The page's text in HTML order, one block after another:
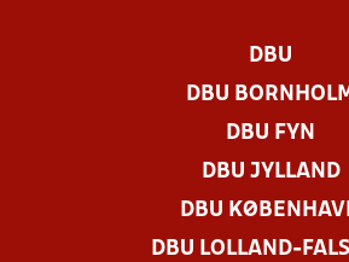
DBU
DBU BORNHOLM
DBU FYN
DBU JYLLAND
DBU
DBU LOLLAND-